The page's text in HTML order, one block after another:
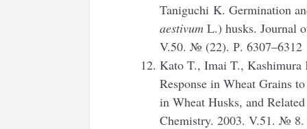
Taniguchi K. Germination
aestivum L.) husks. Journal
V.50. № (22). Р. 6307–6312
Kato T., Imai T.,
Response in Wheat Grains
in Wheat Husks, and
Chemistry. 2003. V.51. № 8.